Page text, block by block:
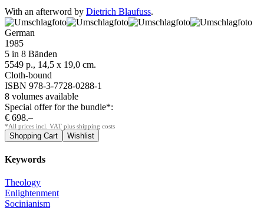
With an afterword by Dietrich Blaufuss.
German
1985
5 in 8 Bänden
5549 p., 14,5 x 19,0 cm.
Cloth-bound
ISBN 978-3-7728-0288-1
8 volumes available
Special offer for the bundle*:
€ 698.–
*All prices incl. VAT plus shipping costs
Keywords
Theology
Enlightenment
Socinianism